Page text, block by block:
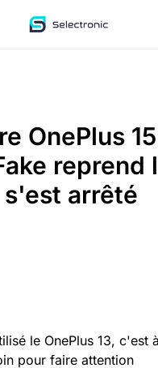
OnePlus 15
reprend
arrêté